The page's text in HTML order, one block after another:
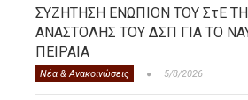
ΣΥΖΗΤΗΣΗ ΕΝΩΠΙΟΝ ΤΟΥ ΣτΕ
ΑΝΑΣΤΟΛΗΣ ΤΟΥ ΔΣΠ ΓΙΑ ΤΟ
ΠΕΙΡΑΙΑ
Νέα & Ανακοινώσεις 5/8/2026